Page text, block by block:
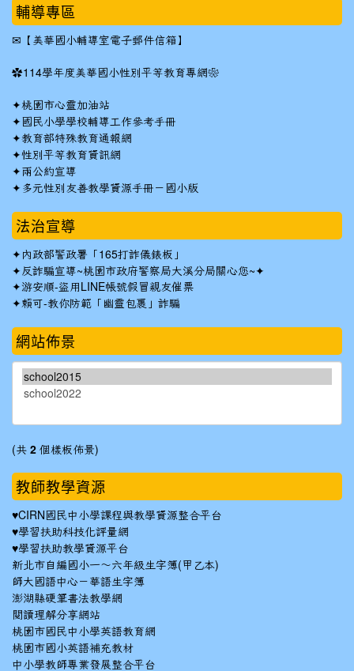
輔導專區
✉ 【美華國小輔導室電子郵件信箱】
✿114學年度美華國小性別平等教育專網❀
✦桃園市心靈加油站
✦ 國民小學學校輔導工作參考手冊
✦教育部特殊教育通報網
✦性別平等教育資訊網
✦兩公約宣導
✦ 多元性別友善教學資源手冊－國小版
法治宣導
✦ 內政部警政署「165打詐儀錶板」
✦反詐騙宣導~桃園市政府警察局大溪分局關心您~✦
✦游安順-盜用LINE帳號假冒親友催票
✦賴可-教你防範「幽靈包裹」詐騙
網站佈景
(共 2 個樣板佈景)
教師教學資源
♥CIRN國民中小學課程與教學資源整合平台
♥學習扶助科技化評量網
♥學習扶助教學資源平台
新北市自編國小一～六年級生字簿(甲乙本)
師大國語中心－華語生字簿
澎湖縣硬筆書法教學網
閱讀理解分享網站
桃園市國民中小學英語教育網
桃園市國小英語補充教材
中小學教師專業發展整合平台